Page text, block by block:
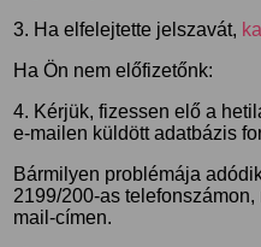
3. Ha elfelejtette jelszavát,
Ha Ön nem előfizetőnk:
4. Kérjük, fizessen elő a
e-mailen küldött adatbázis
Bármilyen problémája
2199/200-as
mail-címen.